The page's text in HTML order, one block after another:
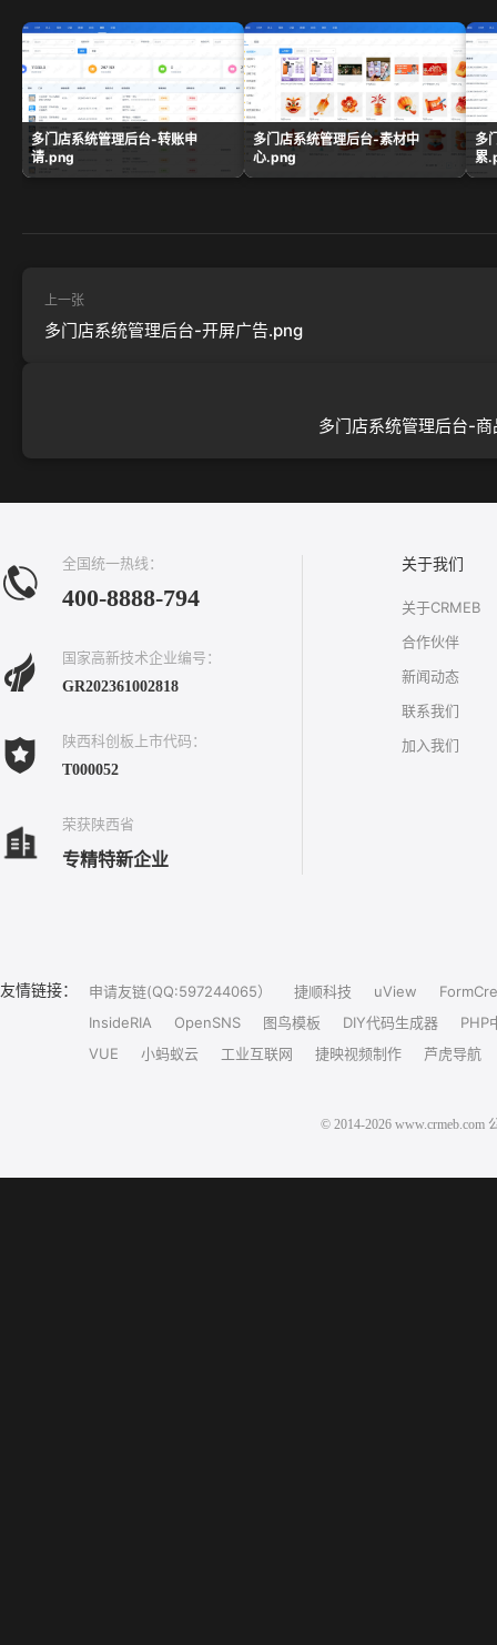
多门店系统管理后台-转账申
请.png
多门店系统管理后台-素材中
心.png
多
累
上一张
多门店系统管理后台-开屏广告.png
多门店系统管理后台-
全国统一热线：
400-8888-794
国家高新技术企业编号：
GR202361002818
陕西科创板上市代码：
T000052
荣获陕西省
专精特新企业
关于我们
关于CRMEB
合作伙伴
新闻动态
联系我们
加入我们
友情链接： 申请友链(QQ:597244065） 捷顺科技 uView
InsideRIA
OpenSNS 图鸟模板 DIY代码生成器
PHP
VUE
小蚂蚁云 工业互联网 捷映视频制作 芦虎导航
© 2014-2026